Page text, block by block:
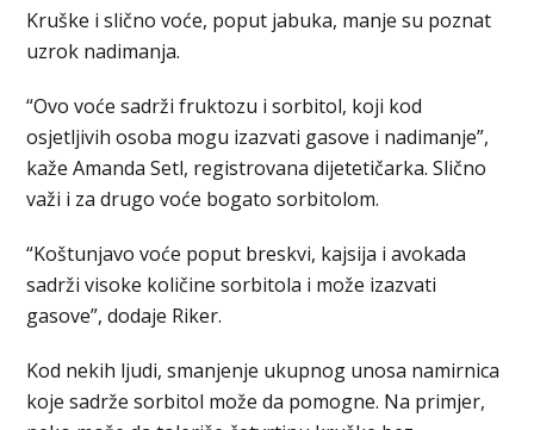
Kruške i slično voće, poput jabuka, manje su poznat
uzrok nadimanja.
“Ovo voće sadrži fruktozu i sorbitol, koji kod
osjetljivih osoba mogu izazvati gasove i nadimanje”,
kaže Amanda Setl, registrovana dijetetičarka. Slično
važi i za drugo voće bogato sorbitolom.
“Koštunjavo voće poput breskvi, kajsija i avokada
sadrži visoke količine sorbitola i može izazvati
gasove”, dodaje Riker.
Kod nekih ljudi, smanjenje ukupnog unosa namirnica
koje sadrže sorbitol može da pomogne. Na primjer,